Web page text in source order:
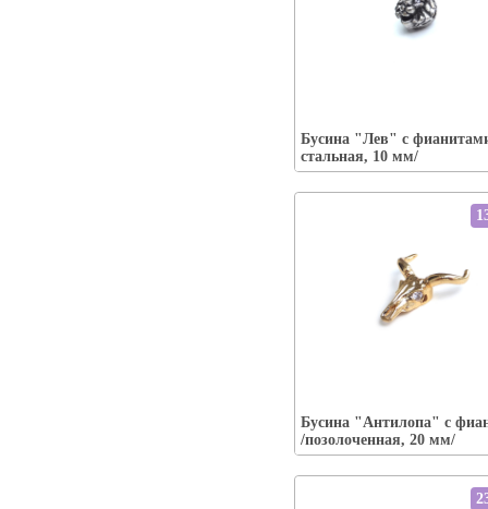
Бусина "Лев" с
стальная, 10 мм/
В корзину
Бусина "Антилопа" с
/позолоченная, 20 мм/
В корзину